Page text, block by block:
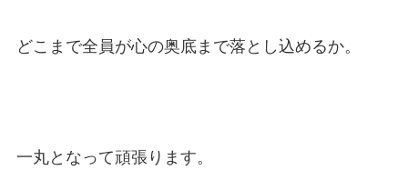
どこまで全員が心の奥底まで落とし込めるか。
一丸となって頑張ります。